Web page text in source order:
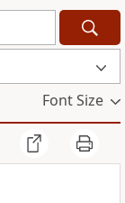
Font Size